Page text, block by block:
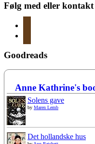
Følg med eller
Goodreads
Anne Kathrine's
Solens gave
by Maren Lemb
Det hollandske hus